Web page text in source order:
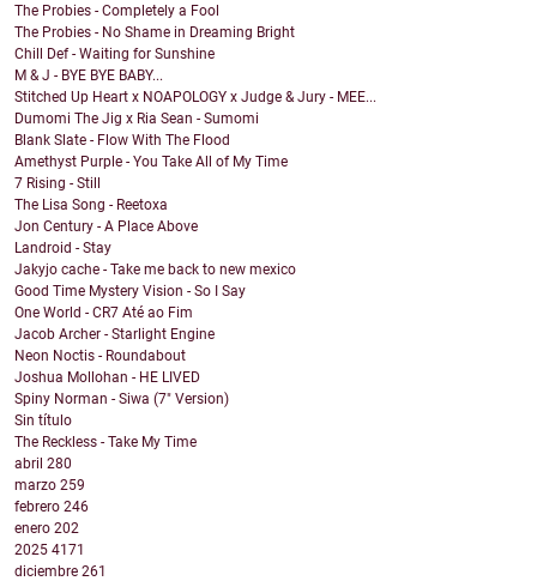
The Probies - Completely a Fool
The Probies - No Shame in Dreaming Bright
Chill Def - Waiting for Sunshine
M & J - BYE BYE BABY...
Stitched Up Heart x NOAPOLOGY x Judge & Jury - MEE...
Dumomi The Jig x Ria Sean - Sumomi
Blank Slate - Flow With The Flood
Amethyst Purple - You Take All of My Time
7 Rising - Still
The Lisa Song - Reetoxa
Jon Century - A Place Above
Landroid - Stay
Jakyjo cache - Take me back to new mexico
Good Time Mystery Vision - So I Say
One World - CR7 Até ao Fim
Jacob Archer - Starlight Engine
Neon Noctis - Roundabout
Joshua Mollohan - HE LIVED
Spiny Norman - Siwa (7" Version)
Sin título
The Reckless - Take My Time
abril 280
marzo 259
febrero 246
enero 202
2025 4171
diciembre 261